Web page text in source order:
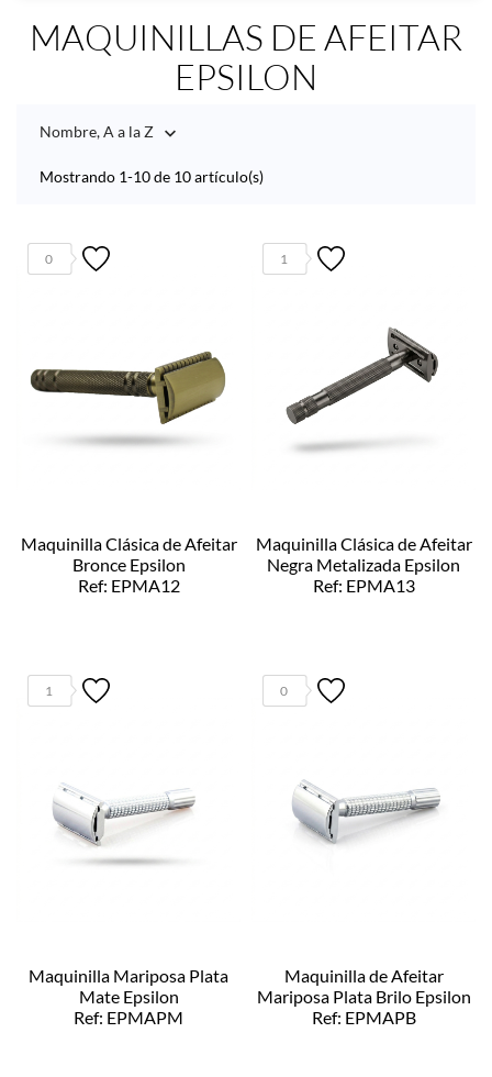
MAQUINILLAS DE AFEITAR
EPSILON
Nombre, A a la Z 
Mostrando 1-10 de 10 artículo(s)
0
Maquinilla Clásica de Afeitar
Bronce Epsilon
Ref: EPMA12
1
Maquinilla Clásica de Afeitar
Negra Metalizada Epsilon
Ref: EPMA13
1
Maquinilla Mariposa Plata
Mate Epsilon
Ref: EPMAPM
0
Maquinilla de Afeitar
Mariposa Plata Brilo Epsilon
Ref: EPMAPB